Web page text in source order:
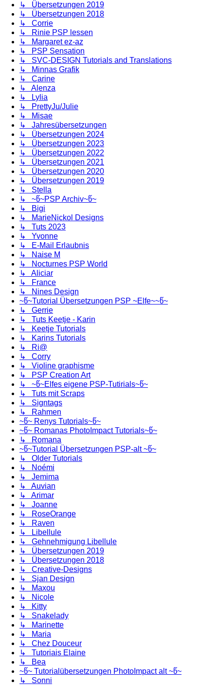
↳ Übersetzungen 2019
↳ Übersetzungen 2018
↳ Corrie
↳ Rinie PSP lessen
↳ Margaret ez-az
↳ PSP Sensation
↳ SVC-DESIGN Tutorials and Translations
↳ Minnas Grafik
↳ Carine
↳ Alenza
↳ Lylia
↳ PrettyJu/Julie
↳ Misae
↳ Jahresübersetzungen
↳ Übersetzungen 2024
↳ Übersetzungen 2023
↳ Übersetzungen 2022
↳ Übersetzungen 2021
↳ Übersetzungen 2020
↳ Übersetzungen 2019
↳ Stella
↳ ~წ~PSP Archiv~წ~
↳ Bigi
↳ MarieNickol Designs
↳ Tuts 2023
↳ Yvonne
↳ E-Mail Erlaubnis
↳ Naise M
↳ Nocturnes PSP World
↳ Aliciar
↳ France
↳ Nines Design
~წ~Tutorial Übersetzungen PSP ~Elfe~~წ~
↳ Gerrie
↳ Tuts Keetje - Karin
↳ Keetje Tutorials
↳ Karins Tutorials
↳ Ri@
↳ Corry
↳ Violine graphisme
↳ PSP Creation Art
↳ ~წ~Elfes eigene PSP-Tutirials~წ~
↳ Tuts mit Scraps
↳ Signtags
↳ Rahmen
~წ~ Renys Tutorials~წ~
~წ~ Romanas PhotoImpact Tutorials~წ~
↳ Romana
~წ~Tutorial Übersetzungen PSP-alt ~წ~
↳ Older Tutorials
↳ Noémi
↳ Jemima
↳ Auvian
↳ Arimar
↳ Joanne
↳ RoseOrange
↳ Raven
↳ Libellule
↳ Gehnehmigung Libellule
↳ Übersetzungen 2019
↳ Übersetzungen 2018
↳ Creative-Designs
↳ Sjan Design
↳ Maxou
↳ Nicole
↳ Kitty
↳ Snakelady
↳ Marinette
↳ Maria
↳ Chez Douceur
↳ Tutoriais Elaine
↳ Bea
~წ~ Tutorialübersetzungen PhotoImpact alt ~წ~
↳ Sonni